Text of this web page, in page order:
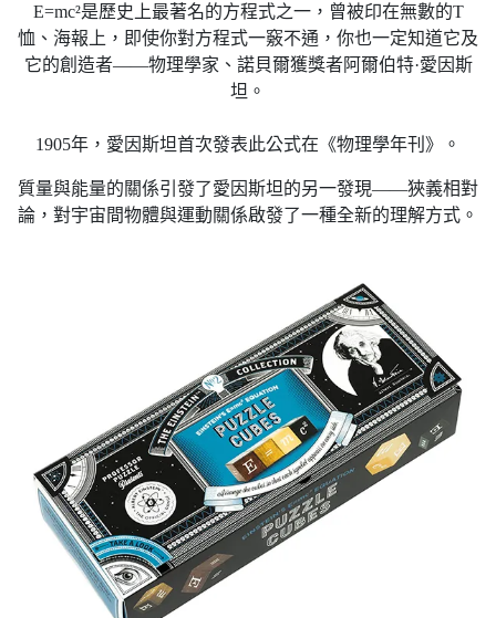
E=mc²是歷史上最著名的方程式之一，曾被印在無數的T
恤、海報上，即使你對方程式一竅不通，你也一定知道它及
它的創造者——物理學家、諾貝爾獲獎者阿爾伯特·愛因斯
坦。
1905年，愛因斯坦首次發表此公式在《物理學年刊》。
質量與能量的關係引發了愛因斯坦的另一發現——狹義相對
論，對宇宙間物體與運動關係啟發了一種全新的理解方式。